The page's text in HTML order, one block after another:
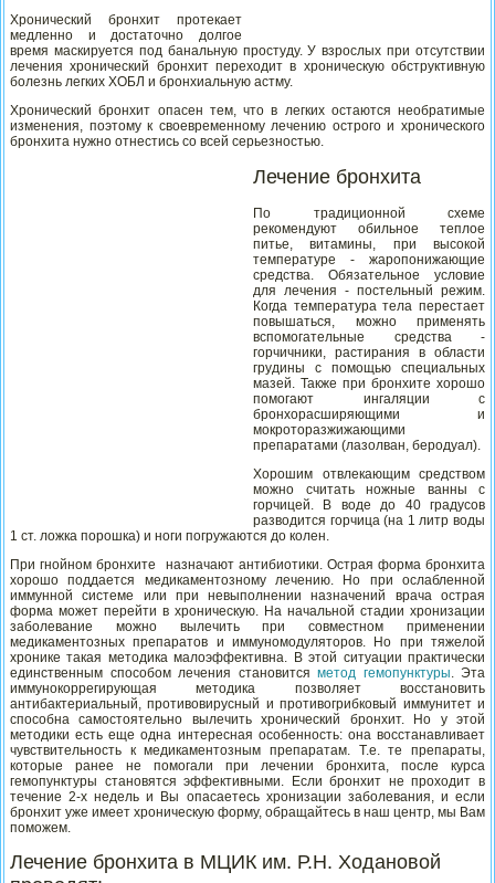
Хронический бронхит протекает
медленно и достаточно долгое
время маскируется под банальную простуду. У взрослых при отсутствии
лечения хронический бронхит переходит в хроническую обструктивную
болезнь легких ХОБЛ и бронхиальную астму.
Хронический бронхит опасен тем, что в легких остаются необратимые
изменения, поэтому к своевременному лечению острого и хронического
бронхита нужно отнестись со всей серьезностью.
Лечение бронхита
По традиционной схеме
рекомендуют обильное теплое
питье, витамины, при высокой
температуре - жаропонижающие
средства. Обязательное условие
для лечения - постельный режим.
Когда температура тела перестает
повышаться, можно применять
вспомогательные средства -
горчичники, растирания в области
грудины с помощью специальных
мазей. Также при бронхите хорошо
помогают ингаляции с
бронхорасширяющими и
мокроторазжижающими
препаратами (лазолван, беродуал).
Хорошим отвлекающим средством
можно считать ножные ванны с
горчицей. В воде до 40 градусов
разводится горчица (на 1 литр воды
1 ст. ложка порошка) и ноги погружаются до колен.
При гнойном бронхите назначают антибиотики. Острая форма бронхита
хорошо поддается медикаментозному лечению. Но при ослабленной
иммунной системе или при невыполнении назначений врача острая
форма может перейти в хроническую. На начальной стадии хронизации
заболевание можно вылечить при совместном применении
медикаментозных препаратов и иммуномодуляторов. Но при тяжелой
хронике такая методика малоэффективна. В этой ситуации практически
единственным способом лечения становится метод гемопунктуры . Эта
иммунокоррегирующая методика позволяет восстановить
антибактериальный, противовирусный и противогрибковый иммунитет и
способна самостоятельно вылечить хронический бронхит. Но у этой
методики есть еще одна интересная особенность: она восстанавливает
чувствительность к медикаментозным препаратам. Т.е. те препараты,
которые ранее не помогали при лечении бронхита, после курса
гемопунктуры становятся эффективными. Если бронхит не проходит в
течение 2-х недель и Вы опасаетесь хронизации заболевания, и если
бронхит уже имеет хроническую форму, обращайтесь в наш центр, мы Вам
поможем.
Лечение бронхита в МЦИК им. Р.Н. Ходановой